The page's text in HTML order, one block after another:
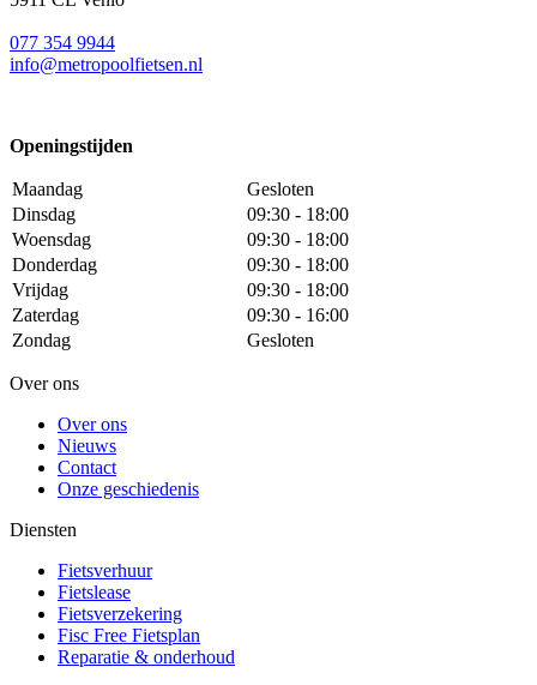
077 354 9944
info@metropoolfietsen.nl
Openingstijden
Maandag
Gesloten
Dinsdag
09:30 - 18:00
Woensdag
09:30 - 18:00
Donderdag
09:30 - 18:00
Vrijdag
09:30 - 18:00
Zaterdag
09:30 - 16:00
Zondag
Gesloten
Over ons
Over ons
Nieuws
Contact
Onze geschiedenis
Diensten
Fietsverhuur
Fietslease
Fietsverzekering
Fisc Free Fietsplan
Reparatie & onderhoud